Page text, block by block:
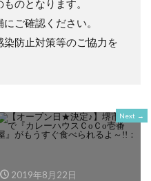
のとなります。
ご確認ください。
防止対策等のご協力を
Next
2019年8月22日